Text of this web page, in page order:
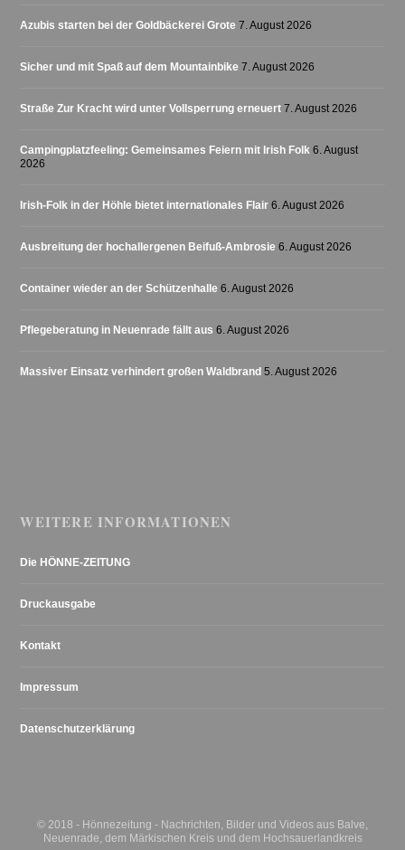
Azubis starten bei der Goldbäckerei Grote 7. August 2026
Sicher und mit Spaß auf dem Mountainbike 7. August 2026
Straße Zur Kracht wird unter Vollsperrung erneuert 7. August 2026
Campingplatzfeeling: Gemeinsames Feiern mit Irish Folk 6. August
2026
Irish-Folk in der Höhle bietet internationales Flair 6. August 2026
Ausbreitung der hochallergenen Beifuß-Ambrosie 6. August 2026
Container wieder an der Schützenhalle 6. August 2026
Pflegeberatung in Neuenrade fällt aus 6. August 2026
Massiver Einsatz verhindert großen Waldbrand 5. August 2026
WEITERE INFORMATIONEN
Die HÖNNE-ZEITUNG
Druckausgabe
Kontakt
Impressum
Datenschutzerklärung
© 2018 - Hönnezeitung - Nachrichten, Bilder und Videos aus Balve,
Neuenrade, dem Märkischen Kreis und dem Hochsauerlandkreis